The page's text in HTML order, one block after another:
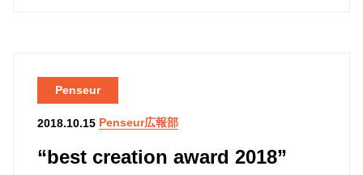
“best creation award 2018”
Penseur
2018.10.15 Penseur広報部